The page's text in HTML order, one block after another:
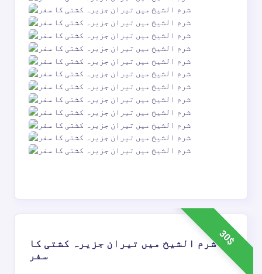
30$ شرم الشیخ میں تیران جزیرہ کشتی کا
سفر